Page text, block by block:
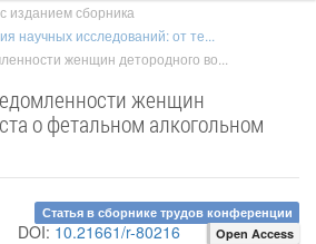
изданием сборника
научных исследований: от те...
женщин детородного во...
женщин
о фетальном алкогольном
Статья в сборнике трудов конференции
DOI: 10.21661/r-80216 Open Access